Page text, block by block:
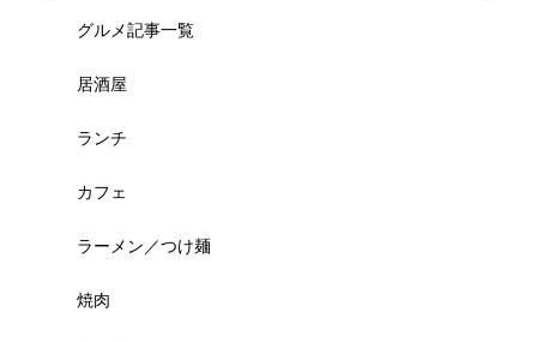
グルメ記事一覧
居酒屋
ランチ
カフェ
ラーメン／つけ麺
焼肉